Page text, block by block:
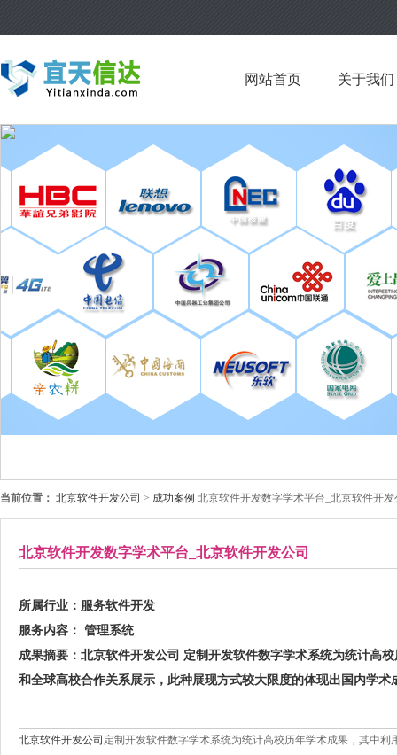
网站首页 关于我们
当前位置： 北京软件开发公司 > 成功案例 北京软件开发数字学术平台_北京软件开发
北京软件开发数字学术平台_北京软件开发公司
所属行业： 服务软件开发
服务内容： 管理系统
成果摘要： 北京软件开发公司 定制开发软件数字学术系统为统计高
和全球高校合作关系展示，此种展现方式较大限度的体现出国内学术
北京软件开发公司 定制开发软件数字学术系统为统计高校历年学术成果，其中